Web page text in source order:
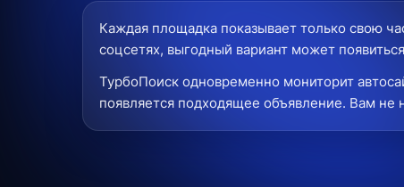
Каждая площадка показывает только свою
соцсетях, выгодный вариант может
ТурбоПоиск одновременно мониторит
появляется подходящее объявление. Вам не